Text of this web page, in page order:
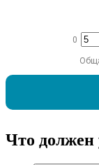
0
Что должен